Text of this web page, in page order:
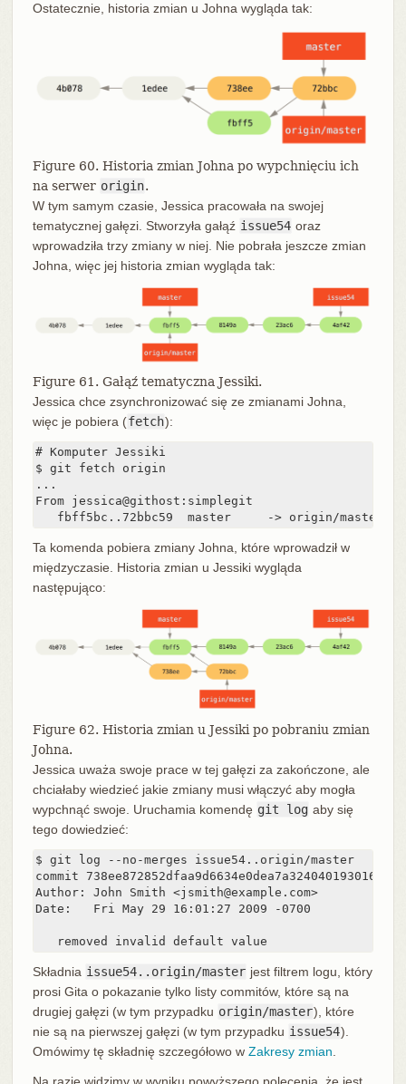
Ostatecznie, historia zmian u Johna wygląda tak:
Figure 60. Historia zmian Johna po wypchnięciu ich
na serwer origin.
W tym samym czasie, Jessica pracowała na swojej
tematycznej gałęzi. Stworzyła gałąź issue54 oraz
wprowadziła trzy zmiany w niej. Nie pobrała jeszcze zmian
Johna, więc jej historia zmian wygląda tak:
Figure 61. Gałąź tematyczna Jessiki.
Jessica chce zsynchronizować się ze zmianami Johna,
więc je pobiera (fetch):
# Komputer Jessiki
$ git fetch origin
...
From jessica@githost:simplegit
   fbff5bc..72bbc59  master     -> origin/master
Ta komenda pobiera zmiany Johna, które wprowadził w
międzyczasie. Historia zmian u Jessiki wygląda
następująco:
Figure 62. Historia zmian u Jessiki po pobraniu zmian
Johna.
Jessica uważa swoje prace w tej gałęzi za zakończone, ale
chciałaby wiedzieć jakie zmiany musi włączyć aby mogła
wypchnąć swoje. Uruchamia komendę git log aby się
tego dowiedzieć:
$ git log --no-merges issue54..origin/master
commit 738ee872852dfaa9d6634e0dea7a324040193016
Author: John Smith <jsmith@example.com>
Date:   Fri May 29 16:01:27 2009 -0700
   removed invalid default value
Składnia issue54..origin/master jest filtrem logu, który
prosi Gita o pokazanie tylko listy commitów, które są na
drugiej gałęzi (w tym przypadku origin/master), które
nie są na pierwszej gałęzi (w tym przypadku issue54).
Omówimy tę składnię szczegółowo w Zakresy zmian
Na razie widzimy w wyniku powyższego polecenia, że jest